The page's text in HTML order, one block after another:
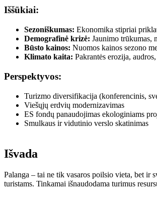
Iššūkiai:
Sezoniškumas: Ekonomika stipriai
Demografinė krizė: Jaunimo trūkumas,
Būsto kainos: Nuomos kainos sezono
Klimato kaita: Pakrantės erozija,
Perspektyvos:
Turizmo diversifikacija (konferencinis,
Viešųjų erdvių modernizavimas
ES fondų panaudojimas ekologiniams
Smulkaus ir vidutinio verslo skatinimas
Išvada
Palanga – tai ne tik vasaros poilsio vieta, bet ir
turistams. Tinkamai išnaudodama turimus